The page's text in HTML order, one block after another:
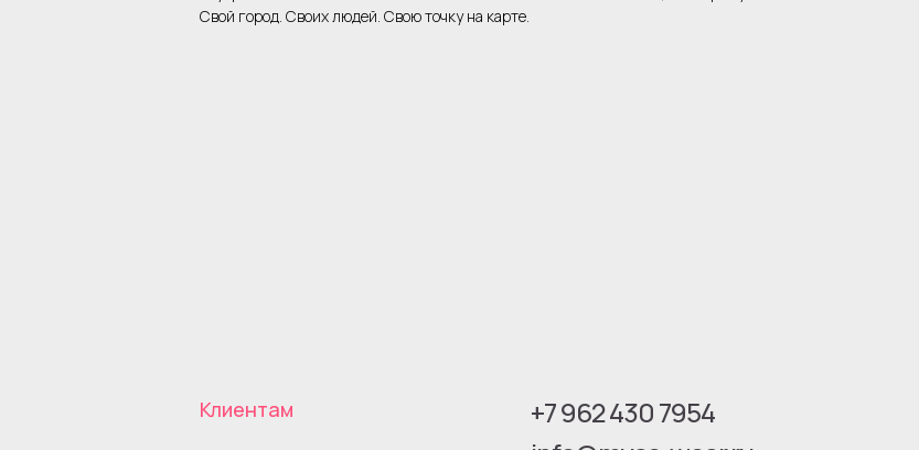
Свой город. Своих людей. Свою точку на карте.
Клиентам
+7 962 430 7954